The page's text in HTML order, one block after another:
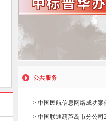
公共服务
> 中国民航信息网络成功案
> 中国联通葫芦岛市分公